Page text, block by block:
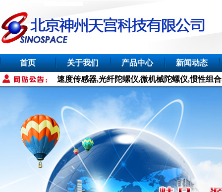
首页 关于我们 产品中心
新闻动态
,电子罗盘,加速度传感器,光纤陀螺仪,微机械陀螺仪,惯性组合